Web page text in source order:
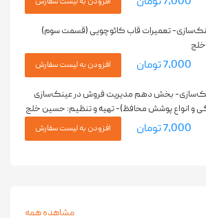
تعمیرات قاب کائوچویی (قسمت سوم)
7,000 تومان
بخش دهم مدیریت فروش در عینک‌سازی
و انواع پوشش محافظ)- تهيه و تنظيم: حسين خلج
7,000 تومان
مشاهده همه